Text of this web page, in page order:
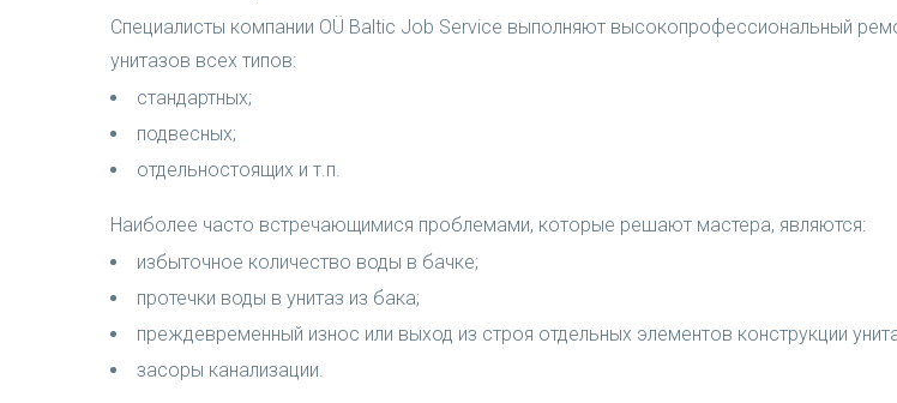
Специалисты компании OÜ Baltic Job Service выполняют высокопрофессиональный
унитазов всех типов:
стандартных;
подвесных;
отдельностоящих и т.п.
Наиболее часто встречающимися проблемами, которые решают мастера, являются:
избыточное количество воды в бачке;
протечки воды в унитаз из бака;
преждевременный износ или выход из строя отдельных элементов конструкции
засоры канализации.